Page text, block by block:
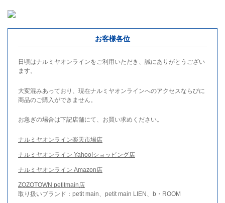
お客様各位
日頃はナルミヤオンラインをご利用いただき、誠にありがとうござい
ます。
大変混みあっており、現在ナルミヤオンラインへのアクセスならびに
商品のご購入ができません。
お急ぎの場合は下記店舗にて、お買い求めください。
ナルミヤオンライン楽天市場店
ナルミヤオンライン Yahoo!ショッピング店
ナルミヤオンライン Amazon店
ZOZOTOWN petitmain店
取り扱いブランド：petit main、petit main LIEN、b・ROOM